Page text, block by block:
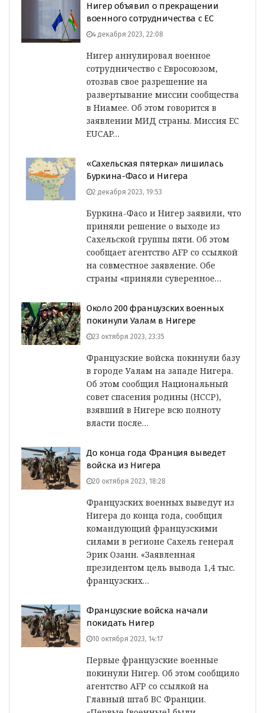
Нигер объявил о прекращении
военного сотрудничества с ЕС
4 декабря 2023, 22:08
Нигер аннулировал военное
сотрудничество с Евросоюзом,
отозвав свое разрешение на
развертывание миссии сообщества
в Ниамее. Об этом говорится в
заявлении МИД страны. Миссия ЕС
EUCAP…
«Сахельская пятерка» лишилась
Буркина-Фасо и Нигера
2 декабря 2023, 19:53
Буркина-Фасо и Нигер заявили, что
приняли решение о выходе из
Сахельской группы пяти. Об этом
сообщает агентство AFP со ссылкой
на совместное заявление. Обе
страны «приняли суверенное…
Около 200 французских военных
покинули Уалам в Нигере
23 октября 2023, 23:35
Французские войска покинули базу
в городе Уалам на западе Нигера.
Об этом сообщил Национальный
совет спасения родины (НССР),
взявший в Нигере всю полноту
власти после…
До конца года Франция выведет
войска из Нигера
20 октября 2023, 18:28
Французских военных выведут из
Нигера до конца года, сообщил
командующий французскими
силами в регионе Сахель генерал
Эрик Озанн. «Заявленная
президентом цель вывода 1,4 тыс.
французских…
Французские войска начали
покидать Нигер
10 октября 2023, 14:17
Первые французские военные
покинули Нигер. Об этом сообщило
агентство AFP со ссылкой на
Главный штаб ВС Франции.